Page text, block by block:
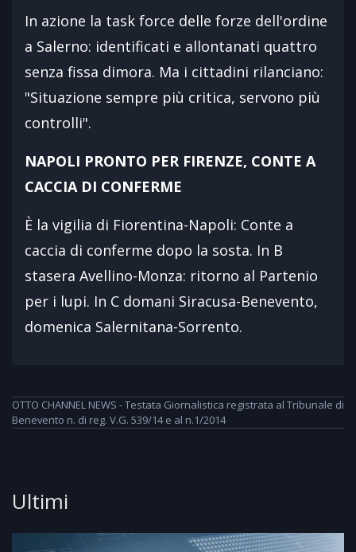
In azione la task force delle forze dell'ordine
a Salerno: identificati e allontanati quattro
senza fissa dimora. Ma i cittadini rilanciano:
"Situazione sempre più critica, servono più
controlli".
NAPOLI PRONTO PER FIRENZE, CONTE A
CACCIA DI CONFERME
È la vigilia di Fiorentina-Napoli: Conte a
caccia di conferme dopo la sosta. In B
stasera Avellino-Monza: ritorno al Partenio
per i lupi. In C domani Siracusa-Benevento,
domenica Salernitana-Sorrento.
OTTO CHANNEL NEWS - Testata Giornalistica registrata al Tribunale di
Benevento n. di reg. V.G. 539/14 e al n.1/2014
Ultimi